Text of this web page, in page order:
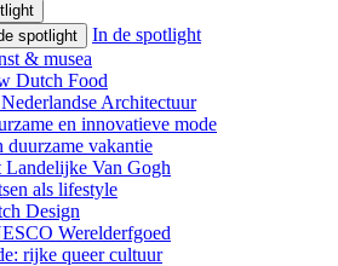
spotlight
In de spotlight
& musea
Dutch Food
Architectuur
en innovatieve mode
duurzame vakantie
Landelijke Van Gogh
als lifestyle
Design
Werelderfgoed
rijke queer cultuur